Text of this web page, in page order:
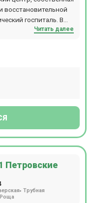
восстановительной
госпиталь. В
услуг по
осуществляется
Читать далее
Петровские
Трубная